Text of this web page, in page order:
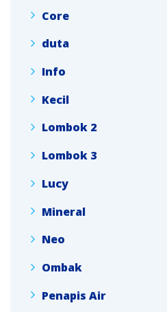
Core
duta
Info
Kecil
Lombok 2
Lombok 3
Lucy
Mineral
Neo
Ombak
Penapis Air